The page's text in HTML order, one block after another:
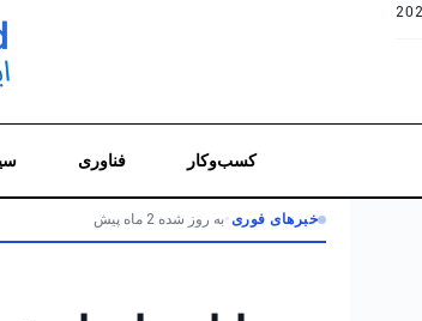
کسب‌وکار فناوری
خبرهای فوری •به روز شده 2 ماه پیش